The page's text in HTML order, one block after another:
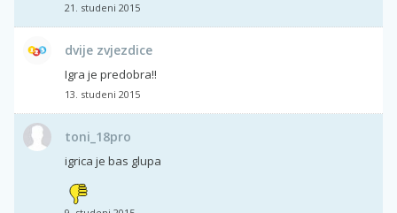
21. studeni 2015
dvije zvjezdice
Igra je predobra!!
13. studeni 2015
toni_18pro
igrica je bas glupa